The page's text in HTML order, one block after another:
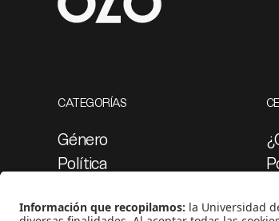
CATEGORÍAS
Género
Política
Medio ambiente